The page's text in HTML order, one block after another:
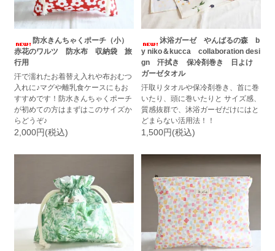
防水きんちゃくポーチ（小）
赤花のワルツ 防水布 収納袋 旅
行用
汗で濡れたお着替え入れや布おむつ
入れに♪マグや離乳食ケースにもお
すすめです！防水きんちゃくポーチ
が初めての方はまずはこのサイズか
らどうぞ♪
2,000円(税込)
沐浴ガーゼ やんばるの森 b
y niko＆kucca collaboration desi
gn 汗拭き 保冷剤巻き 日よけ
ガーゼタオル
汗取りタオルや保冷剤巻き、首に巻
いたり、頭に巻いたりと サイズ感、
質感抜群で、沐浴ガーゼだけにはと
どまらない活用法！！
1,500円(税込)